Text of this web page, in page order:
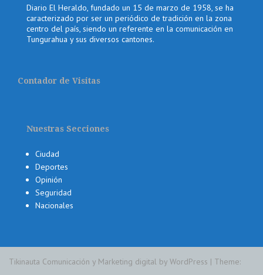
Diario El Heraldo, fundado un 15 de marzo de 1958, se ha
caracterizado por ser un periódico de tradición en la zona
centro del país, siendo un referente en la comunicación en
Tungurahua y sus diversos cantones.
Contador de Visitas
Nuestras Secciones
Ciudad
Deportes
Opinión
Seguridad
Nacionales
Tikinauta Comunicación y Marketing digital by WordPress | Theme: